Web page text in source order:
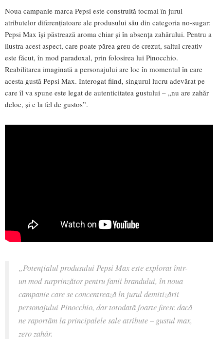
Noua campanie marca Pepsi este construită tocmai în jurul
atributelor diferențiatoare ale produsului său din categoria no-sugar:
Pepsi Max își păstrează aroma chiar și în absența zahărului. Pentru a
ilustra acest aspect, care poate părea greu de crezut, saltul creativ
este făcut, în mod paradoxal, prin folosirea lui Pinocchio.
Reabilitarea imaginată a personajului are loc în momentul în care
acesta gustă Pepsi Max. Interogat fiind, singurul lucru adevărat pe
care îl va spune este legat de autenticitatea gustului – „nu are zahăr
deloc, și e la fel de gustos”.
„Potențialul produsului Pepsi Max este explorat într-
un mod surprinzător pentru fanii brandului, în noua
campanie care se concentrează în jurul demitizării
personajului Pinocchio, dar totodată foarte firesc dacă
ne raportăm la principalele sale atribute – gustul max,
zero zahăr.